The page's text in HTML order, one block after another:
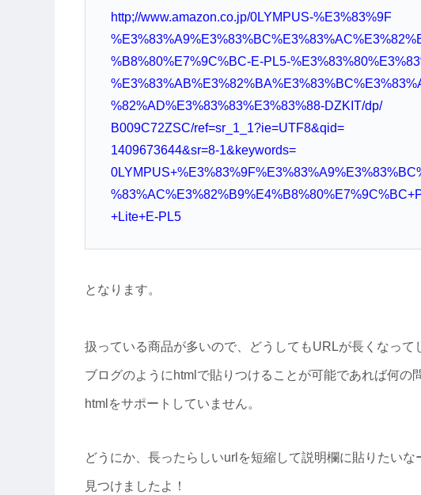
http;//www.amazon.co.jp/0LYMPUS-%E3%83%9F
%B8%80%E7%9C%BC-E-PL5-
%82%AD%E3%83%83%E3%83%88-DZKIT/dp/
B009C72ZSC/ref=sr_1_1?ie=UTF8&qid=
1409673644&sr=8-1&keywords=
+Lite+E-PL5
となります。
扱っている商品が多いので、どうしてもURLが長くなって
ブログのようにhtmlで貼りつけることが可能であれば何の
htmlをサポートしていません。
どうにか、長ったらしいurlを短縮して説明欄に貼りたい
見つけましたよ！